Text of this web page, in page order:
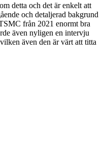
detta och det är enkelt att
och detaljerad bakgrund
från 2021 enormt bra
även nyligen en intervju
även den är värt att titta